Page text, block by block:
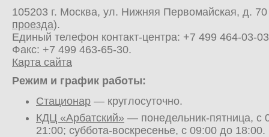
105203 г. Москва, ул. Нижняя Первомайская, д.
проезда).
Единый телефон контакт-центра: +7 499 464-03-03
Факс: +7 499 463-65-30.
Карта сайта
Режим и график работы:
Стационар — круглосуточно.
КДЦ «Арбатский» — понедельник-пятница, с
21:00; суббота-воскресенье, с 09:00 до 18:00.